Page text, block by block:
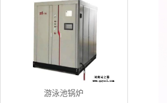
游泳池锅炉